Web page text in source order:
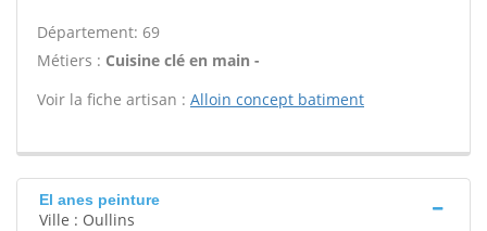
Département: 69
Métiers : Cuisine clé en main -
Voir la fiche artisan : Alloin concept batiment
El anes peinture
Ville : Oullins